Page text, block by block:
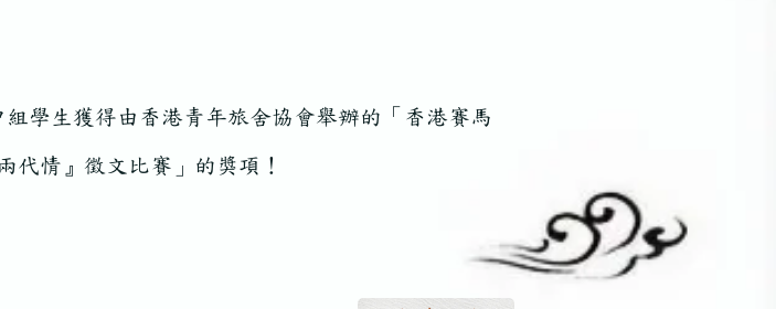
組學生獲得由香港青年旅舍協會舉辦的「香港賽馬
代情』徵文比賽」的獎項！